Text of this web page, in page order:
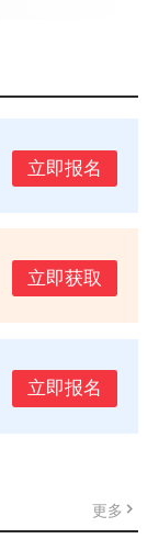
立即报名
立即获取
立即报名
更多